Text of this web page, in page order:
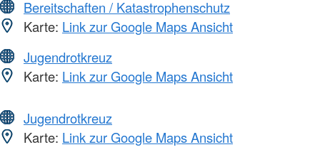
Bereitschaften / Katastrophenschutz
Karte: Link zur Google Maps Ansicht
Jugendrotkreuz
Karte: Link zur Google Maps Ansicht
Jugendrotkreuz
Karte: Link zur Google Maps Ansicht